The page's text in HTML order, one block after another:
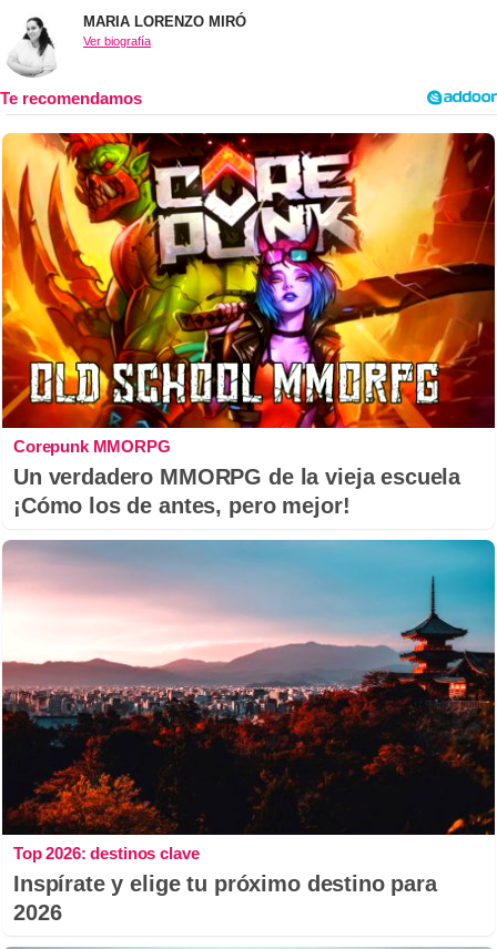
MARIA LORENZO MIRÓ
Ver biografía
Corepunk MMORPG
Un verdadero MMORPG de la vieja escuela
¡Cómo los de antes, pero mejor!
Top 2026: destinos clave
Inspírate y elige tu próximo destino para
2026